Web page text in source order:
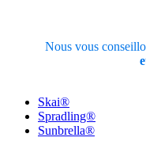
Nous vous
Skai®
Spradling®
Sunbrella®